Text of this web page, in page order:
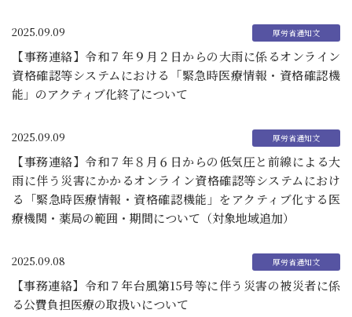
2025.09.09
【事務連絡】令和７年９月２日からの大雨に係るオンライン
資格確認等システムにおける「緊急時医療情報・資格確認機
能」のアクティブ化終了について
2025.09.09
【事務連絡】令和７年８月６日からの低気圧と前線による大
雨に伴う災害にかかるオンライン資格確認等システムにおけ
る「緊急時医療情報・資格確認機能」をアクティブ化する医
療機関・薬局の範囲・期間について（対象地域追加）
2025.09.08
【事務連絡】令和７年台風第15号等に伴う災害の被災者に係
る公費負担医療の取扱いについて